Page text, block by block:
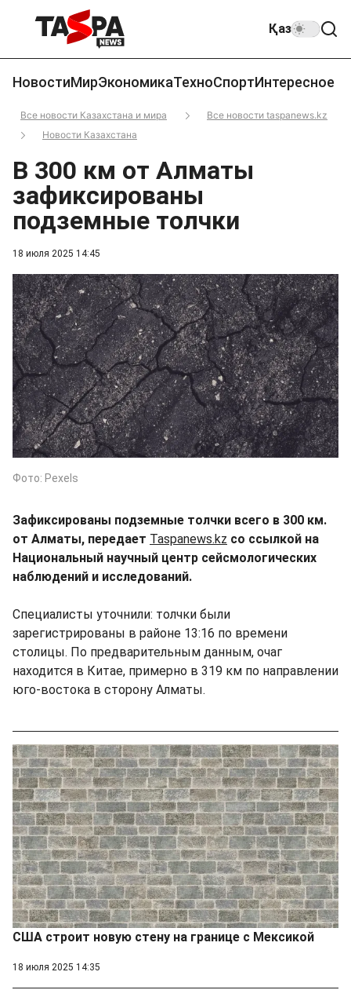
Қаз
НовостиМирЭкономикаТехноСпортИнтересное
Все новости Казахстана и мира
Все новости taspanews.kz
Новости Казахстана
18 июля 2025 14:45
В 300 км от Алматы
зафиксированы
подземные толчки
Фото: Pexels
Зафиксированы подземные толчки всего в 300 км.
от Алматы, передает Taspanews.kz со ссылкой на
Национальный научный центр сейсмологических
наблюдений и исследований.
Специалисты уточнили: толчки были
зарегистрированы в районе 13:16 по времени
столицы. По предварительным данным, очаг
находится в Китае, примерно в 319 км по направлении
юго-востока в сторону Алматы.
США строит новую стену на границе с Мексикой
18 июля 2025 14:35